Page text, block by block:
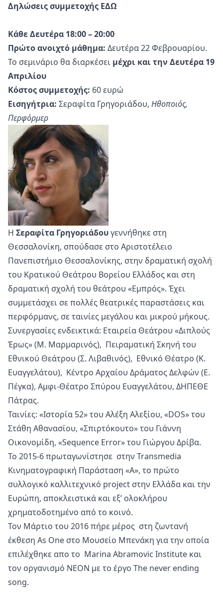
Δηλώσεις συμμετοχής ΕΔΩ
Κάθε Δευτέρα 18:00 – 20:00
Πρώτο ανοιχτό μάθημα: Δευτέρα 22 Φεβρουαρίου.
Το σεμινάριο θα διαρκέσει μέχρι και την Δευτέρα 19
Απριλίου
Κόστος συμμετοχής: 60 ευρώ
Εισηγήτρια: Σεραφίτα Γρηγοριάδου, Ηθοποιός,
Περφόρμερ
Η Σεραφίτα Γρηγοριάδουγεννήθηκε στη
Θεσσαλονίκη, σπούδασε στο Αριστοτέλειο
Πανεπιστήμιο Θεσσαλονίκης, στην δραματική σχολή
του Κρατικού Θεάτρου Βορείου Ελλάδος και στη
δραματική σχολή του θεάτρου «Εμπρός». Έχει
συμμετάσχει σε πολλές θεατρικές παραστάσεις και
περφόρμανς, σε ταινίες μεγάλου και μικρού μήκους.
Συνεργασίες ενδεικτικά: Εταιρεία Θεάτρου «Διπλούς
Έρως» (Μ. Μαρμαρινός), Πειραματική Σκηνή του
Εθνικού Θεάτρου (Σ. Λιβαθινός), Εθνικό Θέατρο (Κ.
Ευαγγελάτου), Κέντρο Αρχαίου Δράματος Δελφών (Ε.
Πέγκα), Αμφι-Θέατρο Σπύρου Ευαγγελάτου, ΔΗΠΕΘΕ
Πάτρας.
Ταινίες: «Ιστορία 52» του Αλέξη Αλεξίου, «DOS» του
Στάθη Αθανασίου, «Σπιρτόκουτο» του Γιάννη
Οικονομίδη, «Sequence Error» του Γιώργου Δρίβα.
Το 2015-6 πρωταγωνίστησε στην Transmedia
Κινηματογραφική Παράσταση «Α», το πρώτο
συλλογικό καλλιτεχνικό project στην Ελλάδα και την
Ευρώπη, αποκλειστικά και εξ’ ολοκλήρου
χρηματοδοτημένο από το κοινό.
Τον Μάρτιο του 2016 πήρε μέρος στη ζωντανή
έκθεση As One στο Μουσείο Μπενάκη για την οποία
επιλέχθηκε απο το Marina Abramovic Institute και
τον οργανισμό NEON με το έργο The never ending
song.